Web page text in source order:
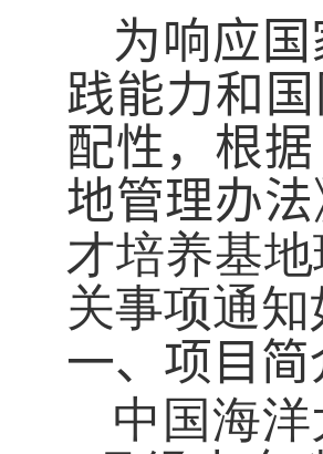
为响应
践能力和
配性， 根据
地管理办法
才培养基
关事项通知
一、项目简
中国海